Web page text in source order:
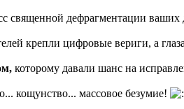
дефрагментации ваших
крепли цифровые вериги, а
которому давали шанс на
кощунство... массовое безумие!